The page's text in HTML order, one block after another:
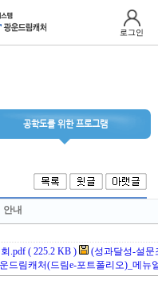
로그인
공학도를 위한 프로그램
내
.pdf ( 225.2 KB )
(성과달성-설문
드림캐처(드림e-포트폴리오)_메뉴